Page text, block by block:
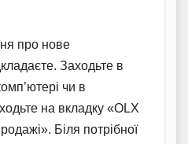
про нове
Заходьте в
чи в
на вкладку «OLX
Біля потрібної